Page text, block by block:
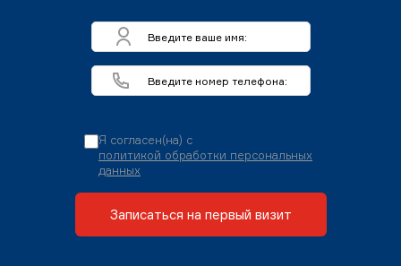
Я согласен(на) с
политикой обработки персональных
данных
Записаться на первый визит